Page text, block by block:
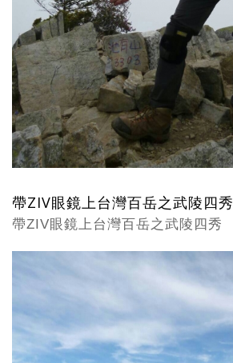
帶ZIV眼鏡上台灣百岳之武陵四秀
帶ZIV眼鏡上台灣百岳之武陵四秀